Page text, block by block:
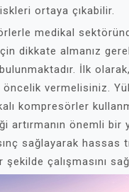
ortaya çıkabilir.
medikal
dikkate almanız
İlk
vermelisiniz.
kompresörler
artırmanın önemli bir
sağlayarak hassas
şekilde çalışmasını